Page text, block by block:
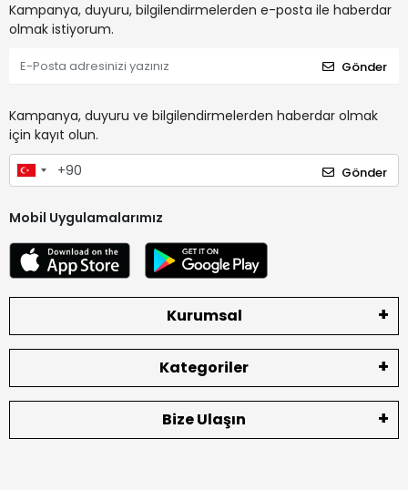
Kampanya, duyuru, bilgilendirmelerden e-posta ile haberdar
olmak istiyorum.
Gönder
Kampanya, duyuru ve bilgilendirmelerden haberdar olmak
için kayıt olun.
Gönder
Mobil Uygulamalarımız
Kurumsal
Kategoriler
Bize Ulaşın